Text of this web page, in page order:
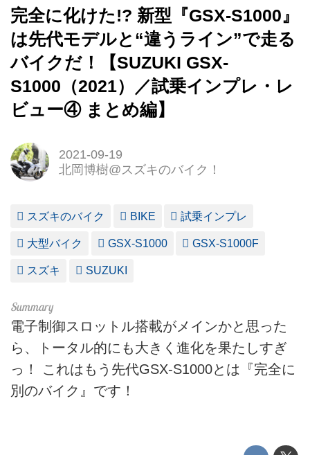
完全に化けた!? 新型『GSX-S1000』
は先代モデルと“違うライン”で走る
バイクだ！【SUZUKI GSX-
S1000（2021）／試乗インプレ・レ
ビュー④ まとめ編】
2021-09-19
北岡博樹@スズキのバイク！
スズキのバイク BIKE 試乗インプレ
大型バイク GSX-S1000 GSX-S1000F
スズキ SUZUKI
電子制御スロットル搭載がメインかと思った
ら、トータル的にも大きく進化を果たしすぎ
っ！ これはもう先代GSX-S1000とは『完全に
別のバイク』です！